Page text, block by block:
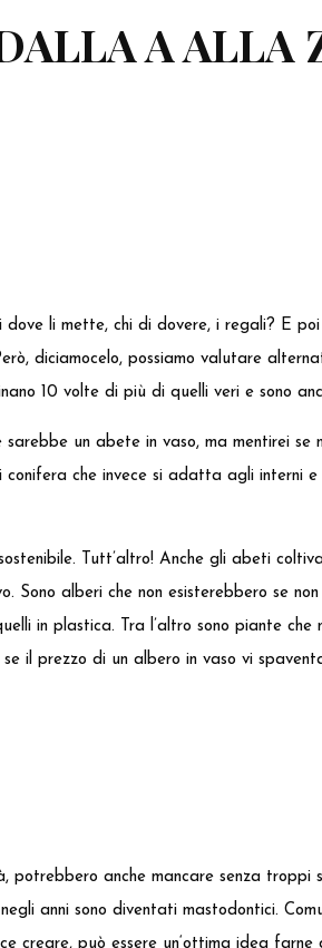
A ALLA
dove li mette, chi di dovere, i regali? E
diciamocelo, possiamo valutare
10 volte di più di quelli veri e sono
un abete in vaso, ma mentirei se
che invece si adatta agli interni
Tutt’altro! Anche gli abeti
Sono alberi che non esisterebbero se
in plastica. Tra l’altro sono piante
il prezzo di un albero in vaso vi
anche mancare senza troppi
anni sono diventati mastodontici.
creare, può essere un‘ottima idea